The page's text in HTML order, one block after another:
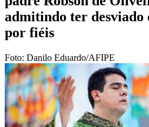
admitindo ter desviado
por fiéis
Foto: Danilo Eduardo/AFIPE